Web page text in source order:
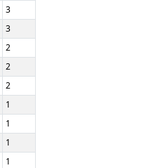
3
3
2
2
2
1
1
1
1